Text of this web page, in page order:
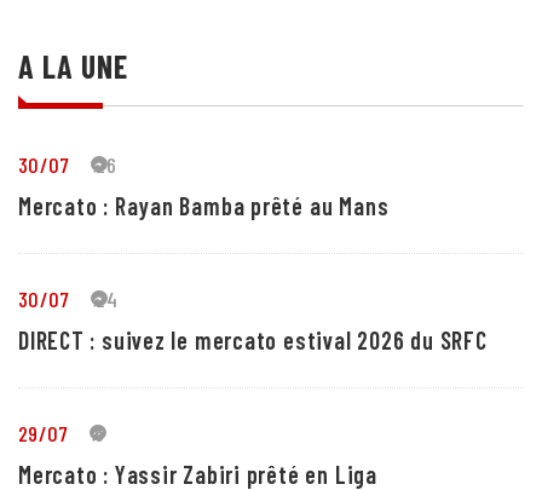
A LA UNE
30/07 26
Mercato : Rayan Bamba prêté au Mans
30/07 24
DIRECT : suivez le mercato estival 2026 du SRFC
29/07 5
Mercato : Yassir Zabiri prêté en Liga